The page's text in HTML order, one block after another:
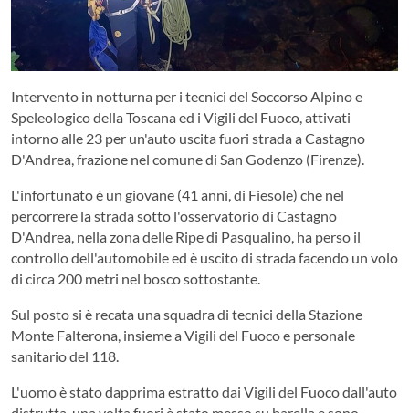
Intervento in notturna per i tecnici del Soccorso Alpino e
Speleologico della Toscana ed i Vigili del Fuoco, attivati
intorno alle 23 per un'auto uscita fuori strada a Castagno
D'Andrea, frazione nel comune di San Godenzo (Firenze).
L'infortunato è un giovane (41 anni, di Fiesole) che nel
percorrere la strada sotto l'osservatorio di Castagno
D'Andrea, nella zona delle Ripe di Pasqualino, ha perso il
controllo dell'automobile ed è uscito di strada facendo un volo
di circa 200 metri nel bosco sottostante.
Sul posto si è recata una squadra di tecnici della Stazione
Monte Falterona, insieme a Vigili del Fuoco e personale
sanitario del 118.
L'uomo è stato dapprima estratto dai Vigili del Fuoco dall'auto